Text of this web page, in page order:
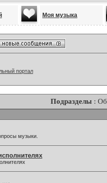
Моя музыка
портал
Подразделы :
музыки.